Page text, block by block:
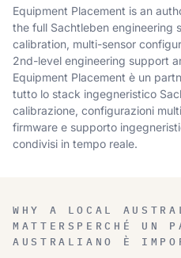
Equipment Placement is an
the full Sachtleben
calibration, multi-sensor
2nd-level engineering support
Equipment Placement è un
tutto lo stack ingegneristico
calibrazione, configurazioni
firmware e supporto
condivisi in tempo reale.
WHY A LOCAL
MATTERS PERCHÉ UN
AUSTRALIANO È